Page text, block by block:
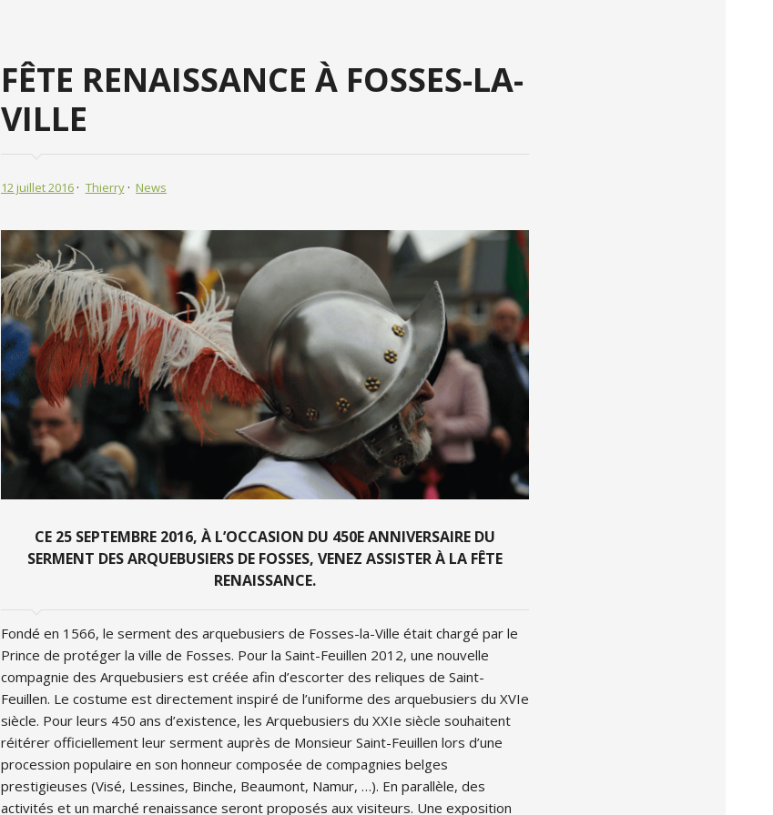
FÊTE RENAISSANCE À FOSSES-LA-
VILLE
12 juillet 2016 Thierry News
CE 25 SEPTEMBRE 2016, À L’OCCASION DU 450E ANNIVERSAIRE DU
SERMENT DES ARQUEBUSIERS DE FOSSES, VENEZ ASSISTER À LA FÊTE
RENAISSANCE.
Fondé en 1566, le serment des arquebusiers de Fosses-la-Ville était chargé par le
Prince de protéger la ville de Fosses. Pour la Saint-Feuillen 2012, une nouvelle
compagnie des Arquebusiers est créée afin d’escorter des reliques de Saint-
Feuillen. Le costume est directement inspiré de l’uniforme des arquebusiers du XVIe
siècle. Pour leurs 450 ans d’existence, les Arquebusiers du XXIe siècle souhaitent
réitérer officiellement leur serment auprès de Monsieur Saint-Feuillen lors d’une
procession populaire en son honneur composée de compagnies belges
prestigieuses (Visé, Lessines, Binche, Beaumont, Namur, …). En parallèle, des
activités et un marché renaissance seront proposés aux visiteurs. Une exposition